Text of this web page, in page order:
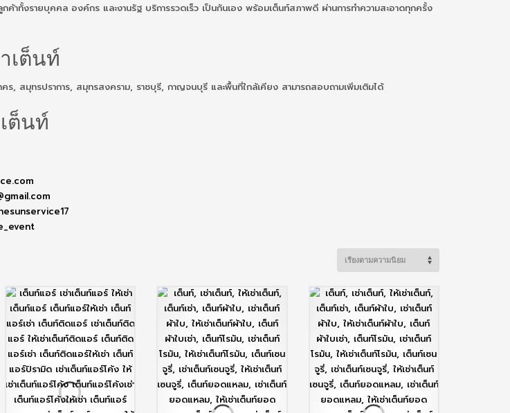
ค้าทั้งรายบุคคล องค์กร และงานรัฐ บริการรวดเร็ว เป็นกันเอง พร้อมเต็นท์สภาพดี ผ่านการทำความสะอาดทุกครั้ง
เต็นท์
, สมุทรปราการ, สมุทรสงคราม, ราชบุรี, กาญจนบุรี และพื้นที่ใกล้เคียง สามารถสอบถามเพิ่มเติมได้
ต็นท์